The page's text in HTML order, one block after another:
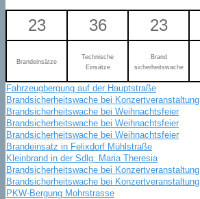
23 36 23
Brandeinsätze
Technische
Einsätze
Brand
sicherheitswache
Fahrzeugbergung auf der Hauptstraße
Brandsicherheitswache bei Konzertveranstaltung
Brandsicherheitswache bei Weihnachtsfeier
Brandsicherheitswache bei Weihnachtsfeier
Brandsicherheitswache bei Weihnachtsfeier
Brandeinsatz in Felixdorf Mühlstraße
Kleinbrand in der Sdlg. Maria Theresia
Brandsicherheitswache bei Konzertveranstaltung
Brandsicherheitswache bei Konzertveranstaltung
PKW-Bergung Mohrstrasse